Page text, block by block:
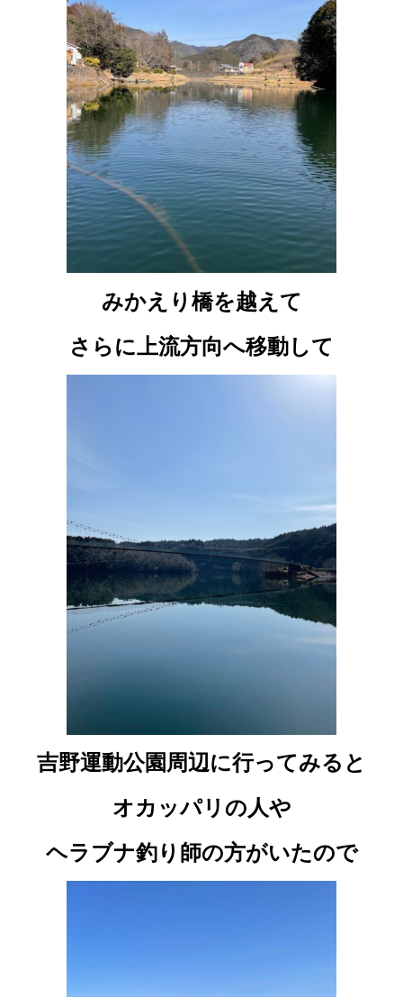
みかえり橋を越えて
さらに上流方向へ移動して
吉野運動公園周辺に行ってみると
オカッパリの人や
ヘラブナ釣り師の方がいたので